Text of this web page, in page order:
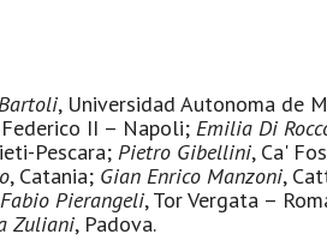
, Universidad Autonoma de
II – Napoli; Emilia Di
Pescara; Pietro Gibellini, Ca'
, Catania; Gian Enrico Manzoni,
Fabio Pierangeli, Tor Vergata –
Zuliani, Padova.